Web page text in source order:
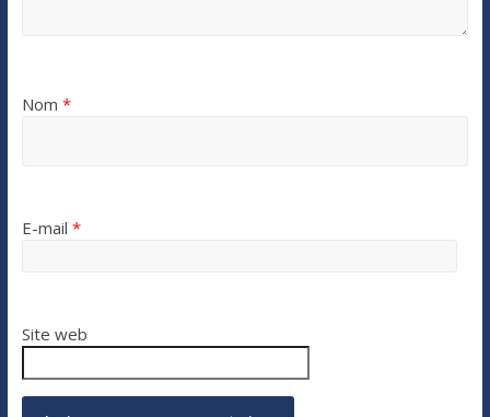
Nom *
E-mail *
Site web